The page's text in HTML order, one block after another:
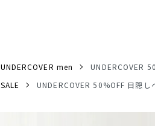
UNDERCOVER men
UNDERCOVER
SALE UNDERCOVER 50%OFF 目隠し